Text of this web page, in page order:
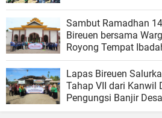
Sambut Ramadhan
Bireuen bersama
Royong Tempat
Lapas Bireuen
Tahap VII dari Kanwil
Pengungsi Banjir